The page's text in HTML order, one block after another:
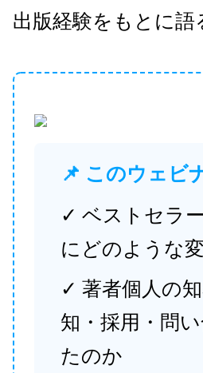
出版経験をもとに
📌 このウェビ
✓ ベストセラ
にどのような
✓ 著者個人の
知・採用・問
たのか